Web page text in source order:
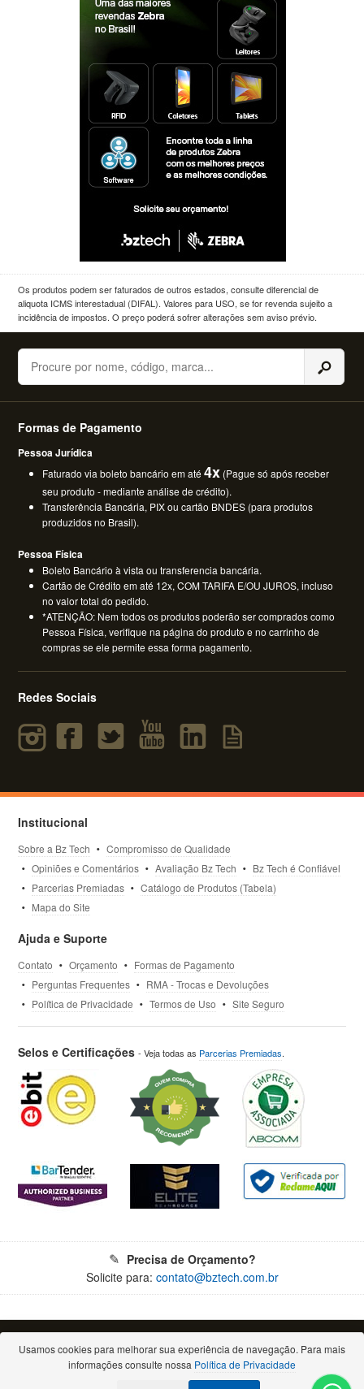
Os produtos podem ser faturados de outros estados, consulte diferencial de
aliquota ICMS interestadual (DIFAL). Valores para USO, se for revenda sujeito a
incidência de impostos. O preço poderá sofrer alterações sem aviso prévio.
Buscar
Formas de Pagamento
Pessoa Jurídica
Faturado via boleto bancário em até4x (Pague só após receber
seu produto - mediante análise de crédito).
Transferência Bancária, PIX ou cartão BNDES (para produtos
produzidos no Brasil).
Pessoa Física
Boleto Bancário à vista ou transferencia bancária.
Cartão de Crédito em até 12x, COM TARIFA E/OU JUROS, incluso
no valor total do pedido.
*ATENÇÃO: Nem todos os produtos poderão ser comprados como
Pessoa Física, verifique na página do produto e no carrinho de
compras se ele permite essa forma pagamento.
Redes Sociais
Institucional
Sobre a Bz Tech
Compromisso de Qualidade
Opiniões e Comentários
Avaliação Bz Tech
Bz Tech é Confiável
Parcerias Premiadas
Catálogo de Produtos (Tabela)
Mapa do Site
Ajuda e Suporte
Contato Orçamento
Formas de Pagamento
Perguntas Frequentes
RMA - Trocas e Devoluções
Política de Privacidade
Termos de Uso Site Seguro
Selos e Certificações- Veja todas as Parcerias Premiadas.
Precisa de Orçamento?
Solicite para: contato@bztech.com.br
© 2026 - Todos os direitos reservados. Proibida a reprodução total ou parcial.
Bz Tech Automação Comercial Ltda - CNPJ: 11.460.004/0001-79
Rua Padre Anchieta, 2050 - Bigorrilho - 80730-000 - Curitiba/PR
(Escritório comercial, atendimento apenas por e-mail ou telefone)
Usamos cookies para melhorar sua experiência de navegação. Para mais
informações consulte nossa Política de Privacidade